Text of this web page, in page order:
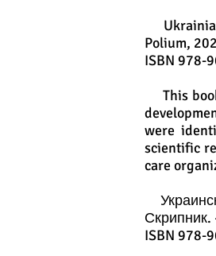
Polium,
ISBN 978-
This
were
scientific
care
Скрипник.
ISBN 978-